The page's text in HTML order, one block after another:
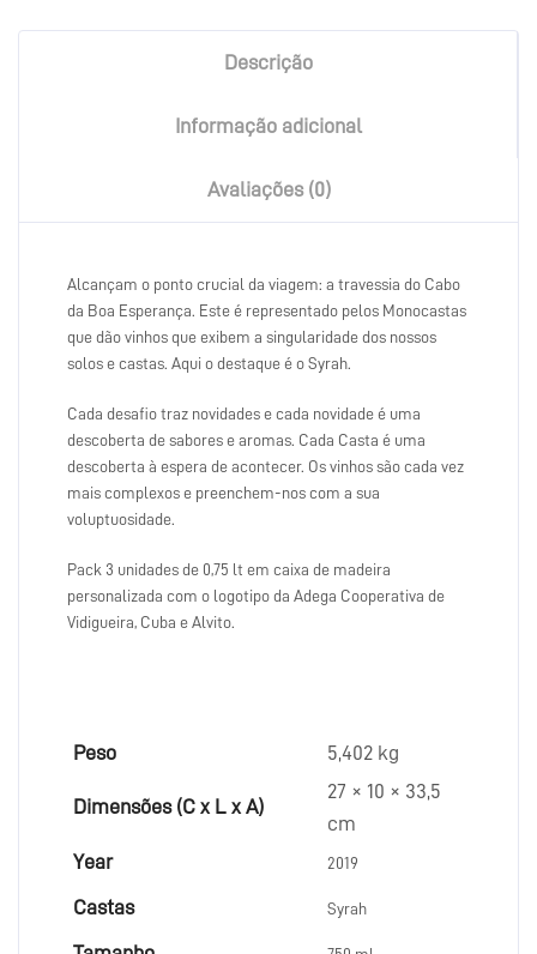
Descrição
Informação adicional
Avaliações (0)
Alcançam o ponto crucial da viagem: a travessia do Cabo
da Boa Esperança. Este é representado pelos Monocastas
que dão vinhos que exibem a singularidade dos nossos
solos e castas. Aqui o destaque é o Syrah.
Cada desafio traz novidades e cada novidade é uma
descoberta de sabores e aromas. Cada Casta é uma
descoberta à espera de acontecer. Os vinhos são cada vez
mais complexos e preenchem-nos com a sua
voluptuosidade.
Pack 3 unidades de 0,75 lt em caixa de madeira
personalizada com o logotipo da Adega Cooperativa de
Vidigueira, Cuba e Alvito.
Peso 5,402 kg
Dimensões (C x L x A)
27 × 10 × 33,5
cm
Year
2019
Castas Syrah